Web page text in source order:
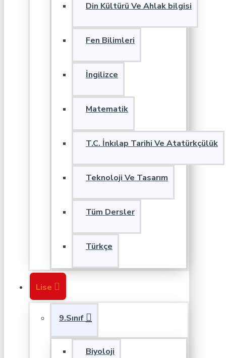
Din Kültürü Ve Ahlak bilgisi
Fen Bilimleri
İngilizce
Matematik
T.C. İnkılap Tarihi Ve Atatürkçülük
Teknoloji Ve Tasarım
Tüm Dersler
Türkçe
Lise
9.Sınıf
Biyoloji